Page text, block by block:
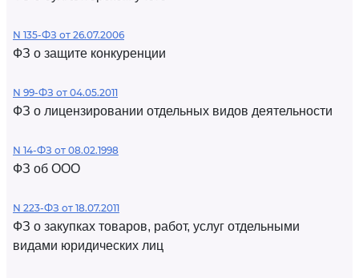
N 135-ФЗ от 26.07.2006
ФЗ о защите конкуренции
N 99-ФЗ от 04.05.2011
ФЗ о лицензировании отдельных видов деятельности
N 14-ФЗ от 08.02.1998
ФЗ об ООО
N 223-ФЗ от 18.07.2011
ФЗ о закупках товаров, работ, услуг отдельными
видами юридических лиц